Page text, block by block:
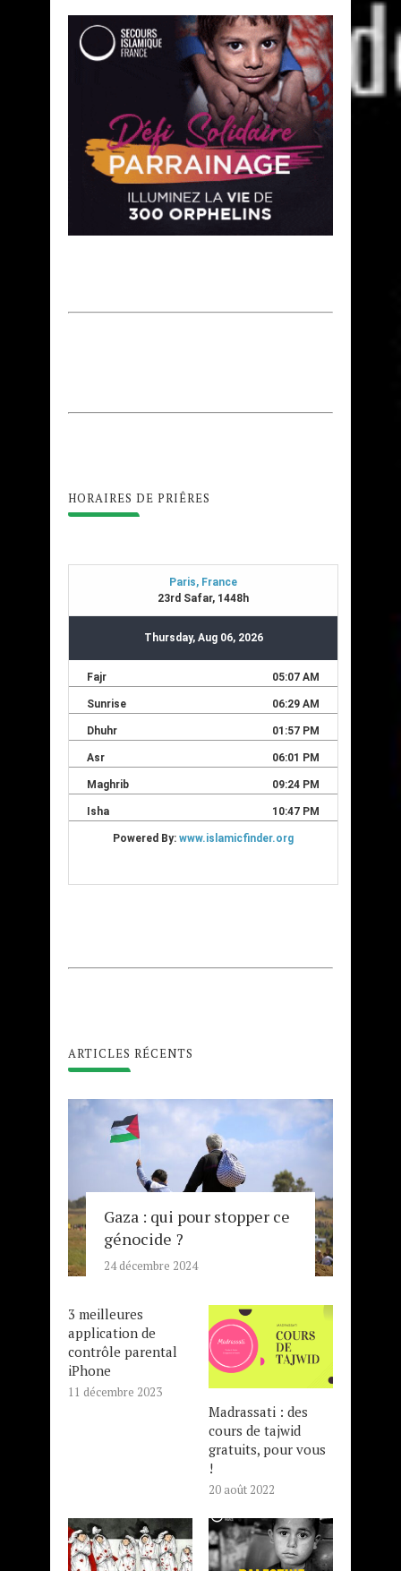
HORAIRES DE PRIÊRES
ARTICLES RÉCENTS
Gaza : qui pour stopper ce
génocide ?
24 décembre 2024
3 meilleures
application de
contrôle parental
iPhone
11 décembre 2023
Madrassati : des
cours de tajwid
gratuits, pour vous
!
20 août 2022